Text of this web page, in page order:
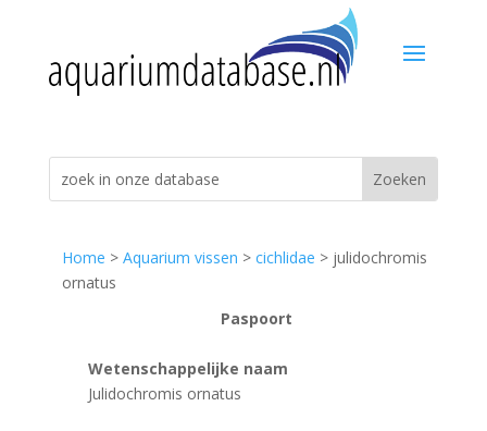
Home > Aquarium vissen > cichlidae > julidochromis
ornatus
Paspoort
Wetenschappelijke naam
Julidochromis ornatus